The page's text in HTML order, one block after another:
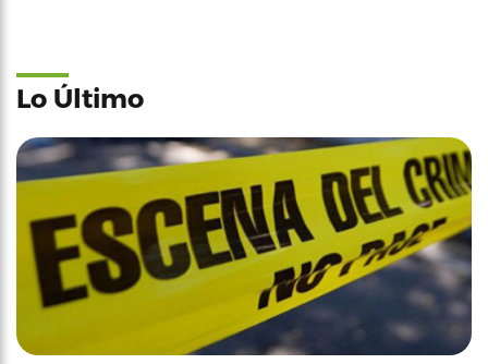
Lo Último